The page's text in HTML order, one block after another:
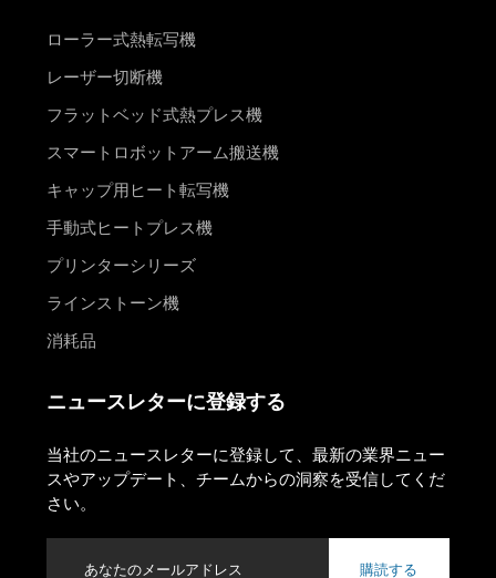
ローラー式熱転写機
レーザー切断機
フラットベッド式熱プレス機
スマートロボットアーム搬送機
キャップ用ヒート転写機
手動式ヒートプレス機
プリンターシリーズ
ラインストーン機
消耗品
ニュースレターに登録する
当社のニュースレターに登録して、最新の業界ニュー
スやアップデート、チームからの洞察を受信してくだ
さい。
購読する